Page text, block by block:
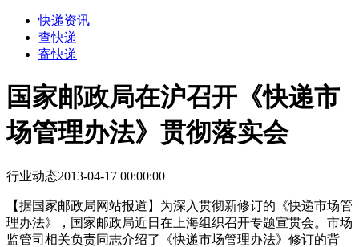
快递资讯
查快递
寄快递
国家邮政局在沪召开《快递市
场管理办法》贯彻落实会
行业动态2013-04-17 00:00:00
【据国家邮政局网站报道】为深入贯彻新修订的《快递市场管
理办法》，国家邮政局近日在上海组织召开专题宣贯会。市场
监管司相关负责同志介绍了《快递市场管理办法》修订的背